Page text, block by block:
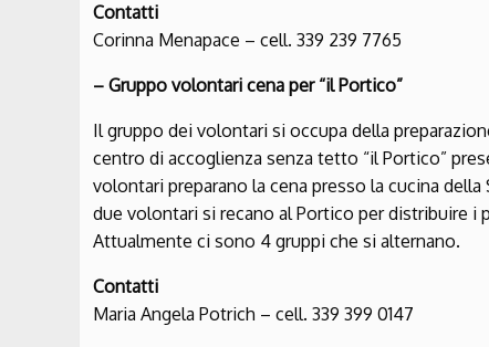
Contatti
Corinna Menapace – cell. 339 239 7765
– Gruppo volontari cena per “il Portico”
Il gruppo dei volontari si occupa della
centro di accoglienza senza tetto “il Portico”
volontari preparano la cena presso la cucina
due volontari si recano al Portico per distribuire i
Attualmente ci sono 4 gruppi che si alternano.
Contatti
Maria Angela Potrich – cell. 339 399 0147